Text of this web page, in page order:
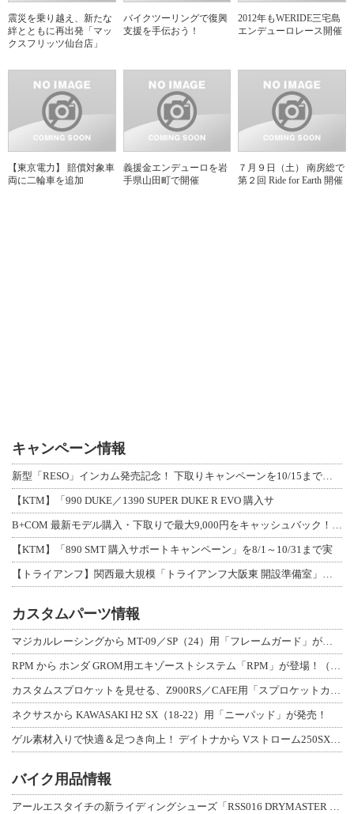
震災を乗り越え、新たな
絆とともに再出発「マッ
クスフリッツ仙台店」
バイクツーリングで復興
支援を手伝おう！
2012年もWERIDE三宅島
エンデューロレース開催
【東京電力】 賠償対象車
両に二輪車を追加
義援金エンデューロを岩
手県山田町で開催
７月９日（土） 南房総で
第２回 Ride for Earth 開催
キャンペーン情報
【KTM】「990 DUKE／1390 SUPER DUKE R EVO 購入サ
【KTM】「890 SMT 購入サポートキャンペーン」を8/1～10/31まで実
カスタムパーツ情報
ネクサスから KAWASAKI H2 SX（18-22）用「ニーパッド」が発売！
バイク用品情報